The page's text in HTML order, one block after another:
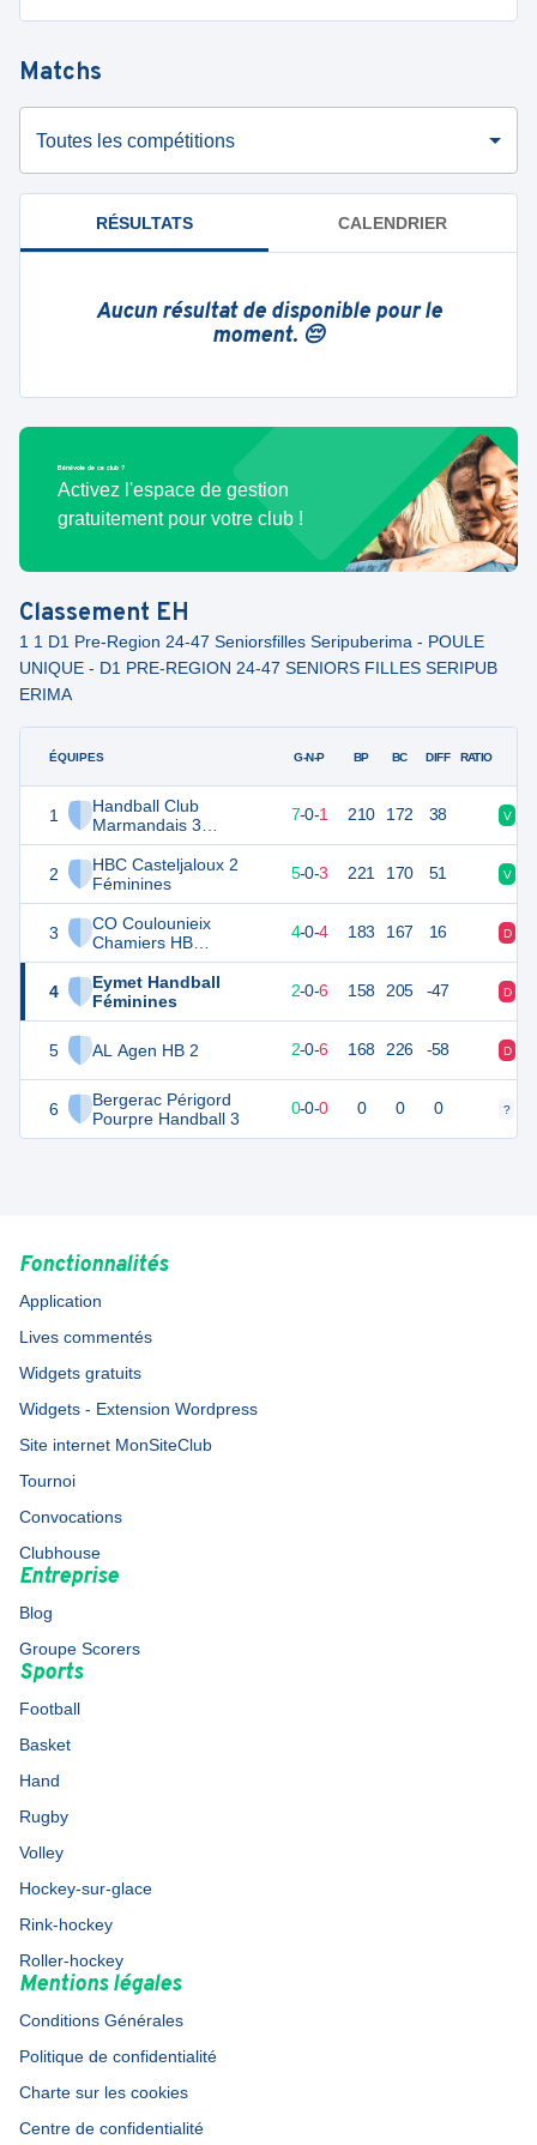
Matchs
Toutes les compétitions
RÉSULTATS CALENDRIER
Aucun résultat de disponible pour le
moment. 😔
Bénévole de ce club ?
Activez l'espace de gestion
gratuitement pour votre club !
Classement EH
1 1 D1 Pre-Region 24-47 Seniorsfilles Seripuberima - POULE
UNIQUE - D1 PRE-REGION 24-47 SENIORS FILLES SERIPUB
ERIMA
ÉQUIPES
1
Handball Club
Marmandais 3
Féminines
2
HBC Casteljaloux 2
Féminines
3
CO Coulounieix
Chamiers HB
Féminines
4
Eymet Handball
Féminines
5 AL Agen HB 2
6
Bergerac Périgord
Pourpre Handball 3
G-N-P BP BC DIFF RATIO
7-0-1 210 172 38 V
18 5-0-3 221 170 51 V
16 4-0-4 183 167 16 D
12 2-0-6 158 205 -47 D
2-0-6 168 226 -58 D
0 0-0-0 0 0 0 ?
Fonctionnalités
Application
Lives commentés
Widgets gratuits
Widgets - Extension Wordpress
Site internet MonSiteClub
Tournoi
Convocations
Clubhouse
Entreprise
Blog
Groupe Scorers
Sports
Football
Basket
Hand
Rugby
Volley
Hockey-sur-glace
Rink-hockey
Roller-hockey
Mentions légales
Conditions Générales
Politique de confidentialité
Charte sur les cookies
Centre de confidentialité